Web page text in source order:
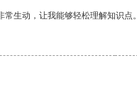
生动，让我能够轻松理解知识点。